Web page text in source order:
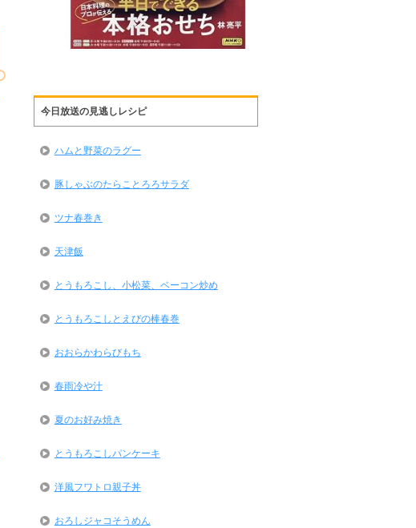
今日放送の見逃しレシピ
ハムと野菜のラグー
豚しゃぶのたらことろろサラダ
ツナ春巻き
天津飯
とうもろこし、小松菜、ベーコン炒め
とうもろこしとえびの棒春巻
おおらかわらびもち
春雨冷や汁
夏のお好み焼き
とうもろこしパンケーキ
洋風フワトロ親子丼
おろしジャコそうめん